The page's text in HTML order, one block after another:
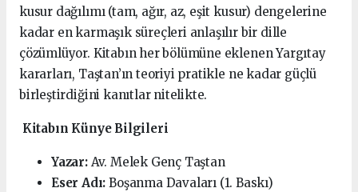
kusur dağılımı (tam, ağır, az, eşit kusur) dengelerine
kadar en karmaşık süreçleri anlaşılır bir dille
çözümlüyor. Kitabın her bölümüne eklenen Yargıtay
kararları, Taştan’ın teoriyi pratikle ne kadar güçlü
birleştirdiğini kanıtlar nitelikte.
Kitabın Künye Bilgileri
Yazar:Av. Melek Genç Taştan
Eser Adı: Boşanma Davaları (1. Baskı)